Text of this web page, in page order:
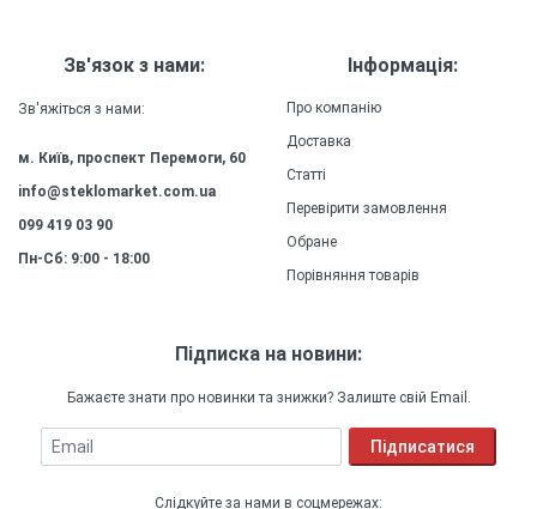
Зв'язок з нами:
Зв'яжіться з нами:
м. Київ, проспект Перемоги, 60
info@steklomarket.com.ua
099 419 03 90
Пн-Сб: 9:00 - 18:00
Інформація:
Про компанію
Доставка
Статті
Перевірити замовлення
Обране
Порівняння товарів
Підписка на новини:
Бажаєте знати про новинки та знижки? Залиште свій Email.
Email Підписатися
Слідкуйте за нами в соцмережах: